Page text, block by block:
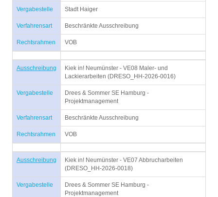
Vergabestelle Stadt Haiger
Verfahrensart Beschränkte Ausschreibung
Rechtsrahmen VOB
Ausschreibung
Kiek in! Neumünster - VE08 Maler- und
Lackierarbeiten (DRESO_HH-2026-0016)
Vergabestelle
Drees & Sommer SE Hamburg -
Projektmanagement
Verfahrensart Beschränkte Ausschreibung
Rechtsrahmen VOB
Ausschreibung
Kiek in! Neumünster - VE07 Abbrucharbeiten
(DRESO_HH-2026-0018)
Vergabestelle
Drees & Sommer SE Hamburg -
Projektmanagement